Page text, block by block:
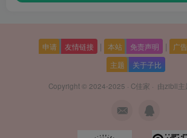
申请 友情链接 | 本站 免责声明 | 广告
主题 关于子比
Copyright © 2024-2025 · C佳家 · 由zibll主